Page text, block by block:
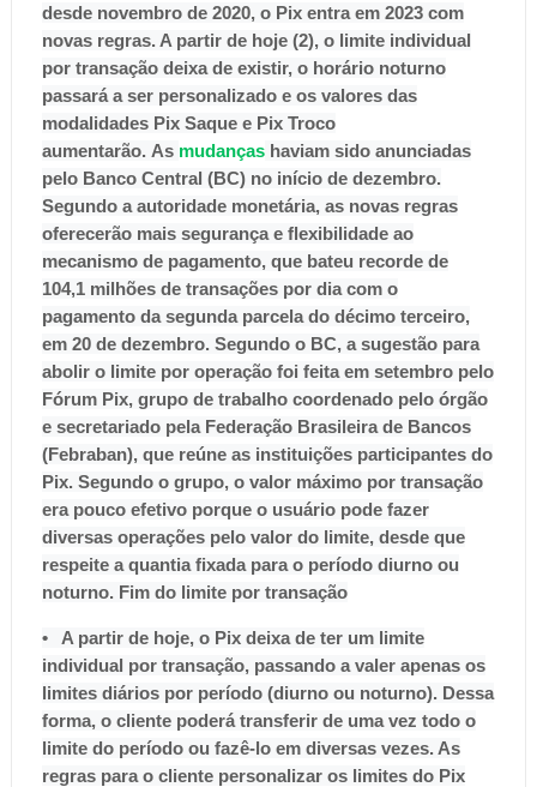
desde novembro de 2020, o Pix entra em 2023 com
novas regras. A partir de hoje (2), o limite individual
por transação deixa de existir, o horário noturno
passará a ser personalizado e os valores das
modalidades Pix Saque e Pix Troco
aumentarão. As mudanças haviam sido anunciadas
pelo Banco Central (BC) no início de dezembro.
Segundo a autoridade monetária, as novas regras
oferecerão mais segurança e flexibilidade ao
mecanismo de pagamento, que bateu recorde de
104,1 milhões de transações por dia com o
pagamento da segunda parcela do décimo terceiro,
em 20 de dezembro. Segundo o BC, a sugestão para
abolir o limite por operação foi feita em setembro pelo
Fórum Pix, grupo de trabalho coordenado pelo órgão
e secretariado pela Federação Brasileira de Bancos
(Febraban), que reúne as instituições participantes do
Pix. Segundo o grupo, o valor máximo por transação
era pouco efetivo porque o usuário pode fazer
diversas operações pelo valor do limite, desde que
respeite a quantia fixada para o período diurno ou
noturno. Fim do limite por transação
• A partir de hoje, o Pix deixa de ter um limite
individual por transação, passando a valer apenas os
limites diários por período (diurno ou noturno). Dessa
forma, o cliente poderá transferir de uma vez todo o
limite do período ou fazê-lo em diversas vezes. As
regras para o cliente personalizar os limites do Pix